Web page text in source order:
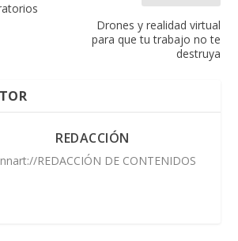
Drones y realidad virtual
para que tu trabajo no te
destruya
REDACCIÓN
REDACCIÓN DE CONTENIDOS